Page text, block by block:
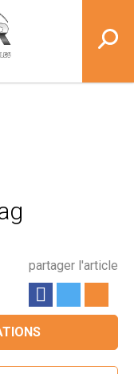
partager l'article